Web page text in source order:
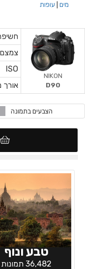
מים עופות
צמצם
ISO
אורך
NIKON
D90
הצבעים בתמונה
טבע ונוף
36,482 תמונות